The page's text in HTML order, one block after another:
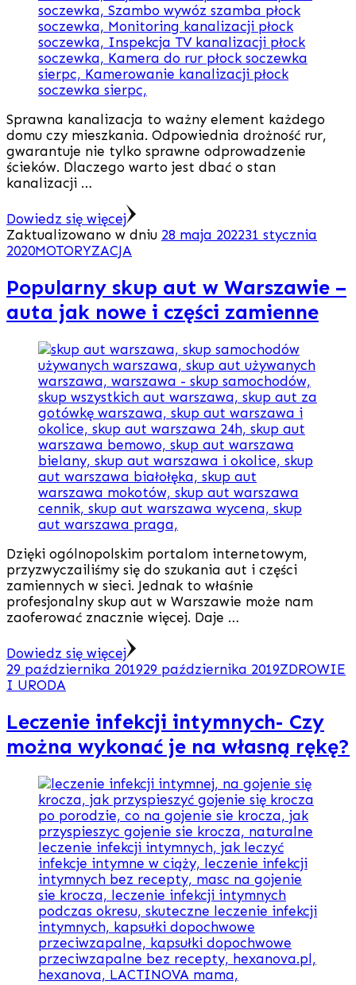
Sprawna kanalizacja to ważny element każdego
domu czy mieszkania. Odpowiednia drożność rur,
gwarantuje nie tylko sprawne odprowadzenie
ścieków. Dlaczego warto jest dbać o stan
kanalizacji …
Dowiedz się więcej
Zaktualizowano w dniu 28 maja 202231 stycznia
2020MOTORYZACJA
Popularny skup aut w Warszawie –
auta jak nowe i części zamienne
Dzięki ogólnopolskim portalom internetowym,
przyzwyczailiśmy się do szukania aut i części
zamiennych w sieci. Jednak to właśnie
profesjonalny skup aut w Warszawie może nam
zaoferować znacznie więcej. Daje …
Dowiedz się więcej
29 października 201929 października 2019ZDROWIE
I URODA
Leczenie infekcji intymnych- Czy
można wykonać je na własną rękę?